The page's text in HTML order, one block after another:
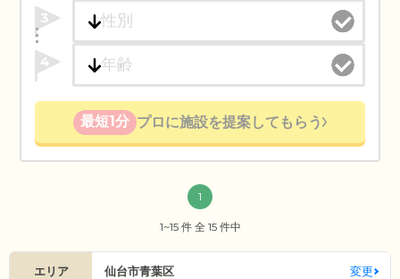
3
4
最短1分 プロに施設を提案してもらう
1
1~15 件 全 15 件中
エリア 仙台市青葉区 変更